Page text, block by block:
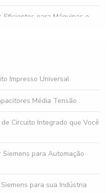
Eficientes para Máquinas e
Motor Corrente Alternada
Impresso Universal
Média Tensão
Circuito Integrado que Você
para Automação
para sua Indústria